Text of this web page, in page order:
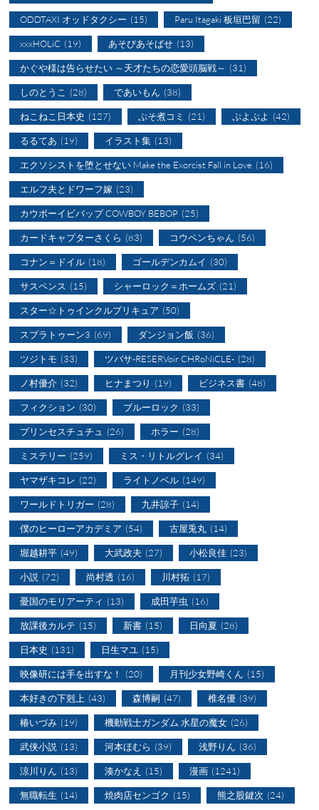
ODDTAXI オッドタクシー (15) Paru Itagaki 板垣巴留 (22)
xxxHOLiC (19) あそびあそばせ (13)
かぐや様は告らせたい ～天才たちの恋愛頭脳戦～ (31)
しのとうこ (28) であいもん (38)
ねこねこ日本史 (127) ぷそ煮コミ (21) ぷよぷよ (42)
るるてあ (19) イラスト集 (13)
エクソシストを堕とせない Make the Exorcist Fall in Love (16)
エルフ夫とドワーフ嫁 (23)
カウボーイビバップ COWBOY BEBOP (25)
カードキャプターさくら (83) コウペンちゃん (56)
コナン＝ドイル (18) ゴールデンカムイ (30)
サスペンス (15) シャーロック＝ホームズ (21)
スター☆トゥインクルプリキュア (50)
スプラトゥーン3 (69) ダンジョン飯 (36)
ツジトモ (33) ツバサ-RESERVoir CHRoNiCLE- (28)
ノ村優介 (32) ヒナまつり (19) ビジネス書 (48)
フィクション (30) ブルーロック (33)
プリンセスチュチュ (26) ホラー (28)
ミステリー (259) ミス・リトルグレイ (34)
ヤマザキコレ (22) ライトノベル (149)
ワールドトリガー (28) 九井諒子 (14)
僕のヒーローアカデミア (54) 古屋兎丸 (14)
堀越耕平 (49) 大武政夫 (27) 小松良佳 (23)
小説 (72) 尚村透 (16) 川村拓 (17)
憂国のモリアーティ (13) 成田芋虫 (16)
放課後カルテ (15) 新書 (15) 日向夏 (28)
日本史 (131) 日生マユ (15)
映像研には手を出すな！ (20) 月刊少女野崎くん (15)
本好きの下剋上 (43) 森博嗣 (47) 椎名優 (39)
椿いづみ (19) 機動戦士ガンダム 水星の魔女 (26)
武侠小説 (13) 河本ほむら (39) 浅野りん (36)
涼川りん (13) 湊かなえ (15) 漫画 (1241)
無職転生 (14) 焼肉店センゴク (15) 熊之股鍵次 (24)